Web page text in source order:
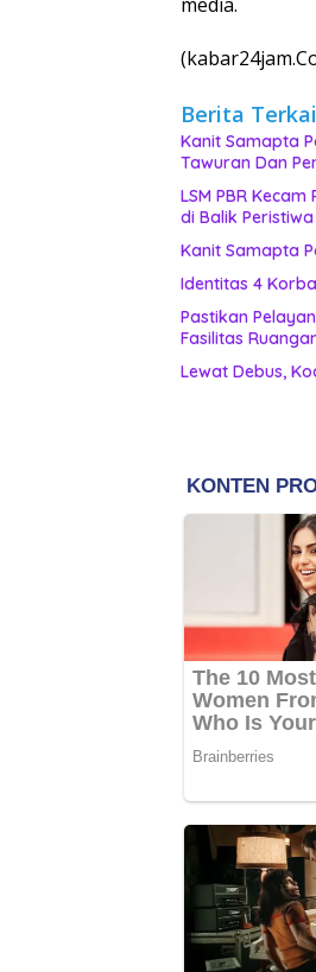
Berita
Kanit Samapta
Tawuran Dan
LSM PBR
di Balik Peristiwa
Kanit Samapta
Identitas 4
Pastikan
Fasilitas
Lewat Debus,